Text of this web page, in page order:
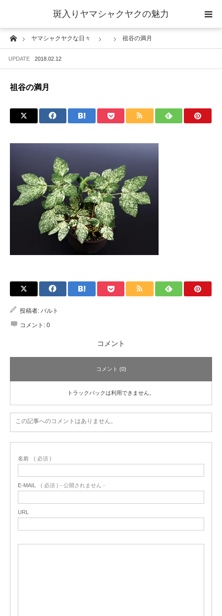
斑入りヤマシャクヤクの魅力
Homeヤマシャクヤクな日々 祖谷の満月
UPDATE 2018.02.12
祖谷の満月
投稿者: バルト
コメント: 0
コメント
コメント (0)
トラックバックは利用できません。
この記事へのコメントはありません。
名前 ( 必須 )
E-MAIL ( 必須 ) - 公開されません -
URL
当サイトについて
斑入りヤマシャクヤクの魅力 ギャラリー